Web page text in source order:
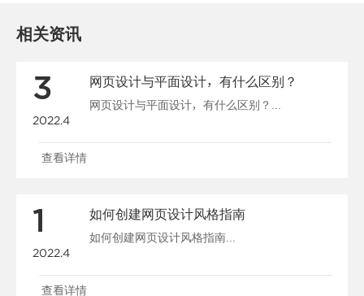
相关资讯
3
2022.4
网页设计与平面设计，有什么区别？
网页设计与平面设计，有什么区别？...
查看详情
1
2022.4
如何创建网页设计风格指南
如何创建网页设计风格指南...
查看详情